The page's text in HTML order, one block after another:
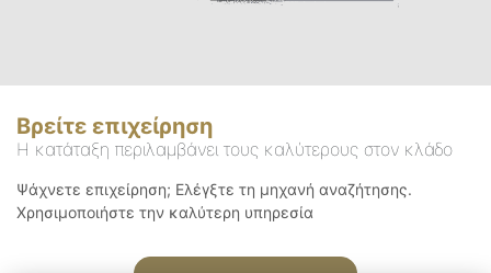
Βρείτε επιχείρηση
Η κατάταξη περιλαμβάνει τους καλύτερους στον κλάδο
Ψάχνετε επιχείρηση; Ελέγξτε τη μηχανή αναζήτησης.
Χρησιμοποιήστε την καλύτερη υπηρεσία